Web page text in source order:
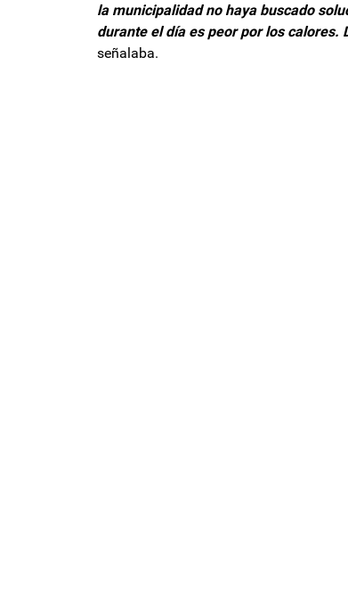
la municipalidad no haya buscado
durante el día es peor por los calores.
señalaba.